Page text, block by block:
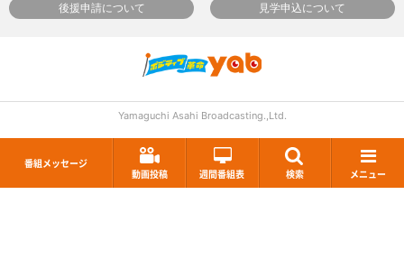
番組メッセージ
動画投稿
週間番組表 検索 メニュー
後援申請について 見学申込について
Yamaguchi Asahi Broadcasting.,Ltd.